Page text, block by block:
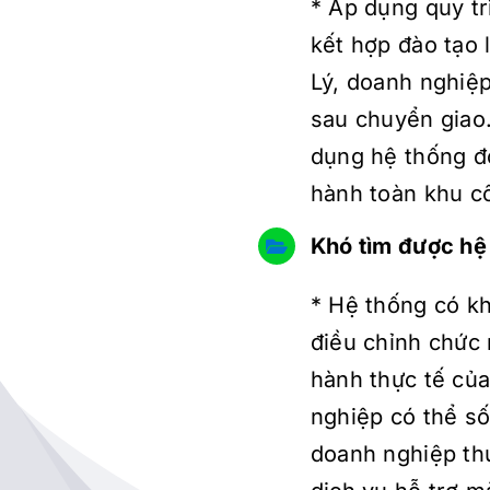
* Áp dụng quy
kết hợp đào tạo
Lý, doanh
sau chuyển
dụng hệ thống
hành toàn khu
Khó tìm được
* Hệ thống có
điều chỉnh chức
hành thực tế
nghiệp có thể
doanh nghiệp